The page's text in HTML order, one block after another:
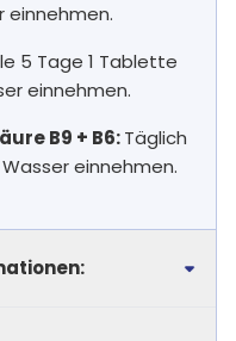
einnehmen.
5 Tage 1 Tablette
einnehmen.
B9 + B6:Täglich
einnehmen.